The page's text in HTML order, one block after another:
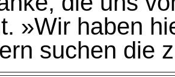
»Wir haben
suchen die